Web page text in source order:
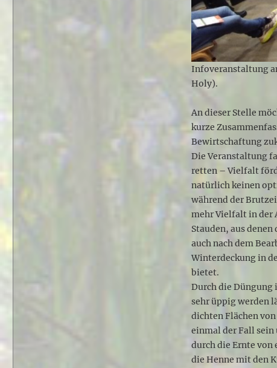
Infoveranstaltung
Holy).
An dieser Stelle
kurze
Bewirtschaftung
Die Veranstaltung
retten – Vielfalt
natürlich keinen
während der
mehr Vielfalt in der
Stauden, aus
auch nach dem
Winterdeckung in
bietet.
Durch die Düngung
sehr üppig werden
dichten Flächen
einmal der Fall
durch die Ernte von
die Henne mit den